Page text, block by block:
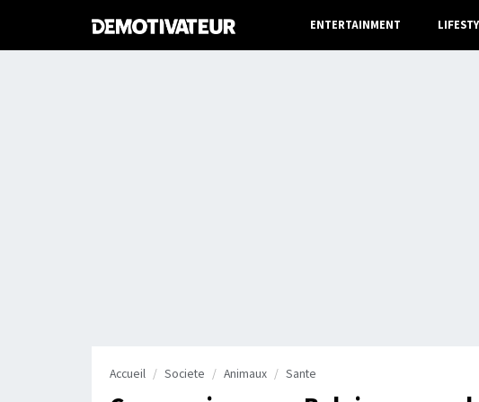
ENTERTAINMENT
Accueil Societe Animaux Sante